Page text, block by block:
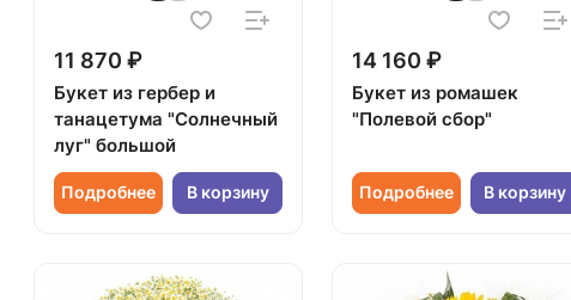
11 870 ₽
Букет из гербер и
танацетума "Солнечный
луг" большой
Подробнее В корзину
14 160 ₽
Букет из ромашек
"Полевой сбор"
Подробнее В корзину